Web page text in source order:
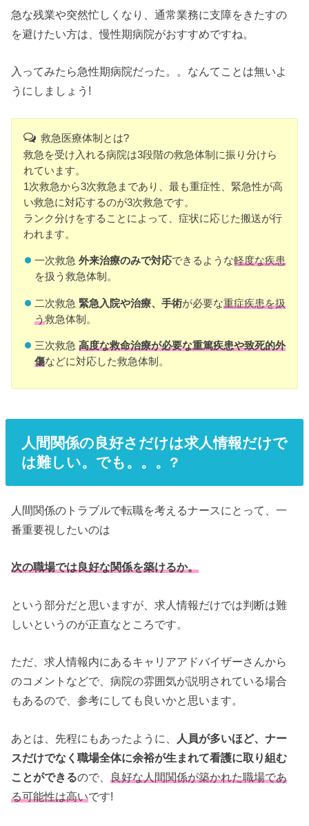
急な残業や突然忙しくなり、通常業務に支障をきたすの
を避けたい方は、慢性期病院がおすすめですね。
入ってみたら急性期病院だった。。なんてことは無いよ
うにしましょう!
救急医療体制とは?
救急を受け入れる病院は3段階の救急体制に振り分けら
れています。
1次救急から3次救急まであり、最も重症性、緊急性が高
い救急に対応するのが3次救急です。
ランク分けをすることによって、症状に応じた搬送が行
われます。
一次救急 外来治療のみで対応できるような軽度な疾患
を扱う救急体制。
二次救急 緊急入院や治療、手術が必要な重症疾患を扱
う救急体制。
三次救急 高度な救命治療が必要な重篤疾患や致死的外
傷などに対応した救急体制。
人間関係の良好さだけは求人情報だけで
は難しい。でも。。。?
人間関係のトラブルで転職を考えるナースにとって、一
番重要視したいのは
次の職場では良好な関係を築けるか。
という部分だと思いますが、求人情報だけでは判断は難
しいというのが正直なところです。
ただ、求人情報内にあるキャリアアドバイザーさんから
のコメントなどで、病院の雰囲気が説明されている場合
もあるので、参考にしても良いかと思います。
あとは、先程にもあったように、
人員が多いほど、ナー
スだけでなく職場全体に余裕が生まれて看護に取り組む
ことができるので、 良好な人間関係が築かれた職場であ
る可能性は高いです!